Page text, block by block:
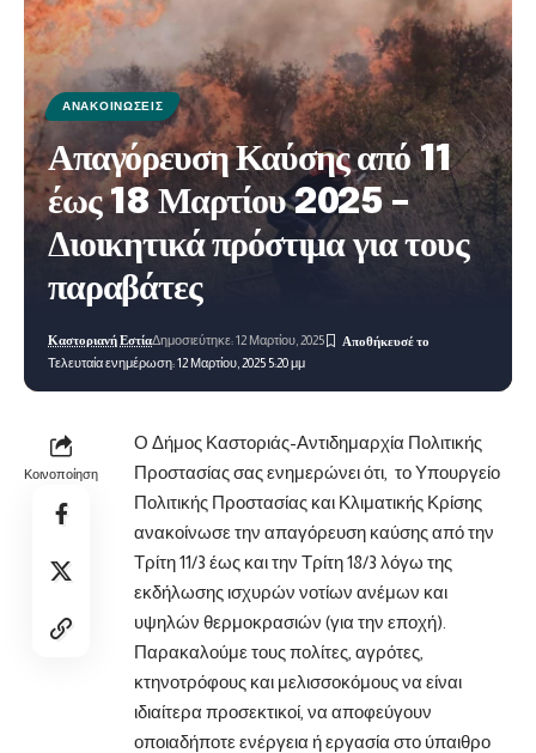
ΑΝΑΚΟΙΝΏΣΕΙΣ
Απαγόρευση Καύσης από 11
έως 18 Μαρτίου 2025 –
Διοικητικά πρόστιμα για τους
παραβάτες
Τελευταία ενημέρωση: 12 Μαρτίου, 2025 5:20 μμ
Καστοριανή ΕστίαΔημοσιεύτηκε: 12 Μαρτίου, 2025
Κοινοποίηση
Ο Δήμος Καστοριάς-Αντιδημαρχία Πολιτικής
Προστασίας σας ενημερώνει ότι, το Υπουργείο
Πολιτικής Προστασίας και Κλιματικής Κρίσης
ανακοίνωσε την απαγόρευση καύσης από την
Τρίτη 11/3 έως και την Τρίτη 18/3 λόγω της
εκδήλωσης ισχυρών νοτίων ανέμων και
υψηλών θερμοκρασιών (για την εποχή).
Παρακαλούμε τους πολίτες, αγρότες,
κτηνοτρόφους και μελισσοκόμους να είναι
ιδιαίτερα προσεκτικοί, να αποφεύγουν
οποιαδήποτε ενέργεια ή εργασία στο ύπαιθρο